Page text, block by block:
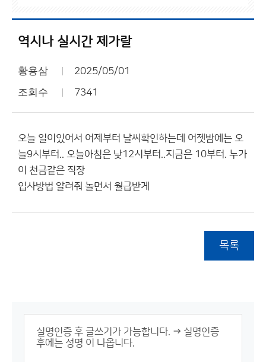
역시나 실시간 제가랄
황용삼 2025/05/01
조회수 7341
오늘 일이있어서 어제부터 날씨확인하는데 어젯밤에는 오
늘9시부터.. 오늘아침은 낮12시부터..지금은 10부터. 누가
이 천금같은 직장
입사방법 알려줘 놀면서 월급받게
목록